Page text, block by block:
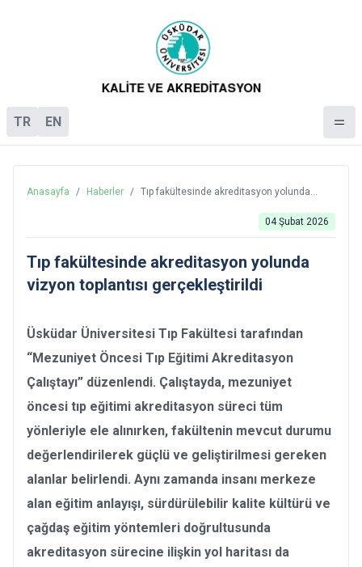
TR EN
Anasayfa / Haberler / Tıp fakültesinde akreditasyon yolunda
04 Şubat 2026
Tıp fakültesinde akreditasyon yolunda
vizyon toplantısı gerçekleştirildi
Üsküdar Üniversitesi Tıp Fakültesi tarafından
“Mezuniyet Öncesi Tıp Eğitimi Akreditasyon
Çalıştayı” düzenlendi. Çalıştayda, mezuniyet
öncesi tıp eğitimi akreditasyon süreci tüm
yönleriyle ele alınırken, fakültenin mevcut durumu
değerlendirilerek güçlü ve geliştirilmesi gereken
alanlar belirlendi. Aynı zamanda insanı merkeze
alan eğitim anlayışı, sürdürülebilir kalite kültürü ve
çağdaş eğitim yöntemleri doğrultusunda
akreditasyon sürecine ilişkin yol haritası da